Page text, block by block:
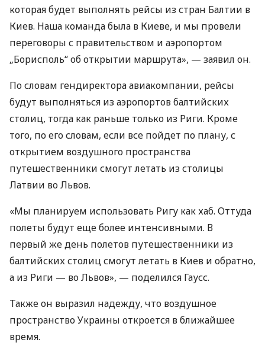
которая будет выполнять рейсы из стран Балтии в
Киев. Наша команда была в Киеве, и мы провели
переговоры с правительством и аэропортом
„Борисполь“ об открытии маршрута», — заявил он.
По словам гендиректора авиакомпании, рейсы
будут выполняться из аэропортов балтийских
столиц, тогда как раньше только из Риги. Кроме
того, по его словам, если все пойдет по плану, с
открытием воздушного пространства
путешественники смогут летать из столицы
Латвии во Львов.
«Мы планируем использовать Ригу как хаб. Оттуда
полеты будут еще более интенсивными. В
первый же день полетов путешественники из
балтийских столиц смогут летать в Киев и обратно,
а из Риги — во Львов», — поделился Гаусс.
Также он выразил надежду, что воздушное
пространство Украины откроется в ближайшее
время.